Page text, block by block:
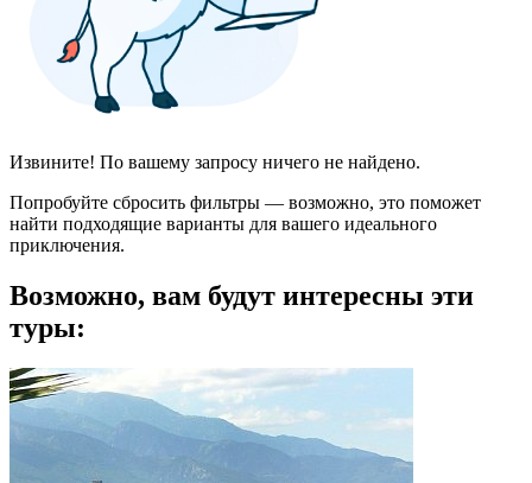
Извините! По вашему запросу ничего не найдено.
Попробуйте сбросить фильтры — возможно, это поможет
найти подходящие варианты для вашего идеального
приключения.
Возможно, вам будут интересны эти
туры: